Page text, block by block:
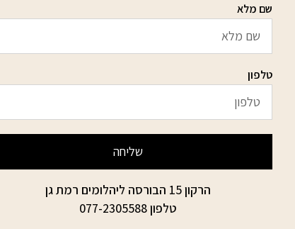
שם מלא
טלפון
שליחה
הרקון 15 הבורסה ליהלומים רמת גן
טלפון077-2305588